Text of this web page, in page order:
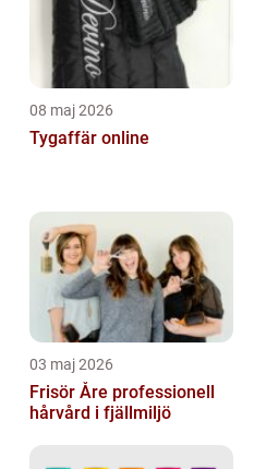
08 maj 2026
Tygaffär online
03 maj 2026
Frisör Åre professionell
hårvård i fjällmiljö